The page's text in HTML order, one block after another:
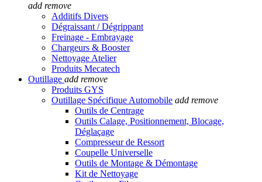
add remove
Additifs Divers
Dégraissant / Dégrippant
Freinage - Embrayage
Chargeurs & Booster
Nettoyage Atelier
Produits Mecatech
Outillage add remove
Produits GYS
Outillage Spécifique Automobile add remove
Outils de Centrage
Outils Calage, Positionnement, Blocage,
Déglaçage
Compresseur de Ressort
Coupelle Universelle
Outils de Montage & Démontage
Kit de Nettoyage